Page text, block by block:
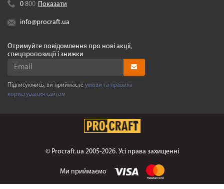
0 800 Показати
info@procraft.ua
Отримуйте повідомлення про нові акції,
спецпропозиції і знижки
Підписуючись, ви приймаєте умови та правила
користування сайтом
© Procraft.ua 2005-2026. Усі права захищенні
Ми приймаємо